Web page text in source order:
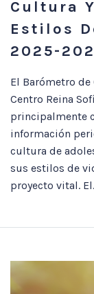
Cultura
Estilos
2025-
El Barómetro
Centro Reina
principalmente
información
cultura de
sus estilos de
proyecto vital.